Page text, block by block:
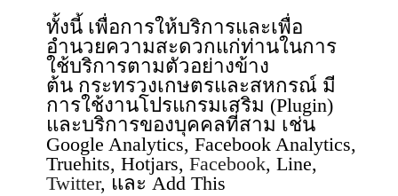
ทั้งนี้ เพื่อการให้บริการและเพื่อ
อำนวยความสะดวกแก่ท่านในการ
ใช้บริการตามตัวอย่างข้าง
ต้น กระทรวงเกษตรและสหกรณ์ มี
การใช้งานโปรแกรมเสริม (Plugin)
และบริการของบุคคลที่สาม เช่น
Google Analytics, Facebook Analytics,
Truehits, Hotjars, Facebook, Line,
Twitter, และ Add This